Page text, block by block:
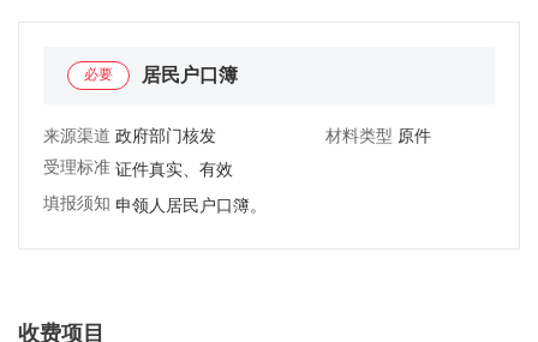
必要 居民户口簿
来源渠道：政府部门核发 材料类型：原件
受理标准：证件真实、有效
填报须知：申领人居民户口簿。
收费项目